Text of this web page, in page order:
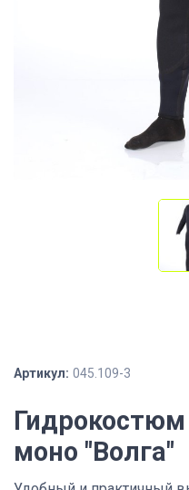
Артикул: 045.109-3
моно "Волга"